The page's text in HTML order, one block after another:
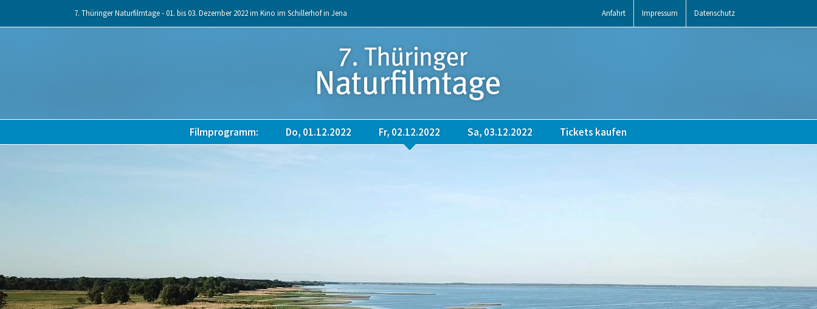
7. Thüringer Naturfilmtage - 01. bis 03. Dezember 2022 im Kino im Schillerhof in Jena Anfahrt Impressum Datenschutz
Filmprogramm: Do, 01.12.2022 Fr, 02.12.2022 Sa, 03.12.2022 Tickets kaufen